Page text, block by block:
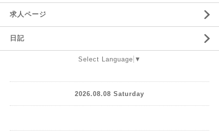
求人ページ
日記
Select Language ▼
2026.08.08 Saturday